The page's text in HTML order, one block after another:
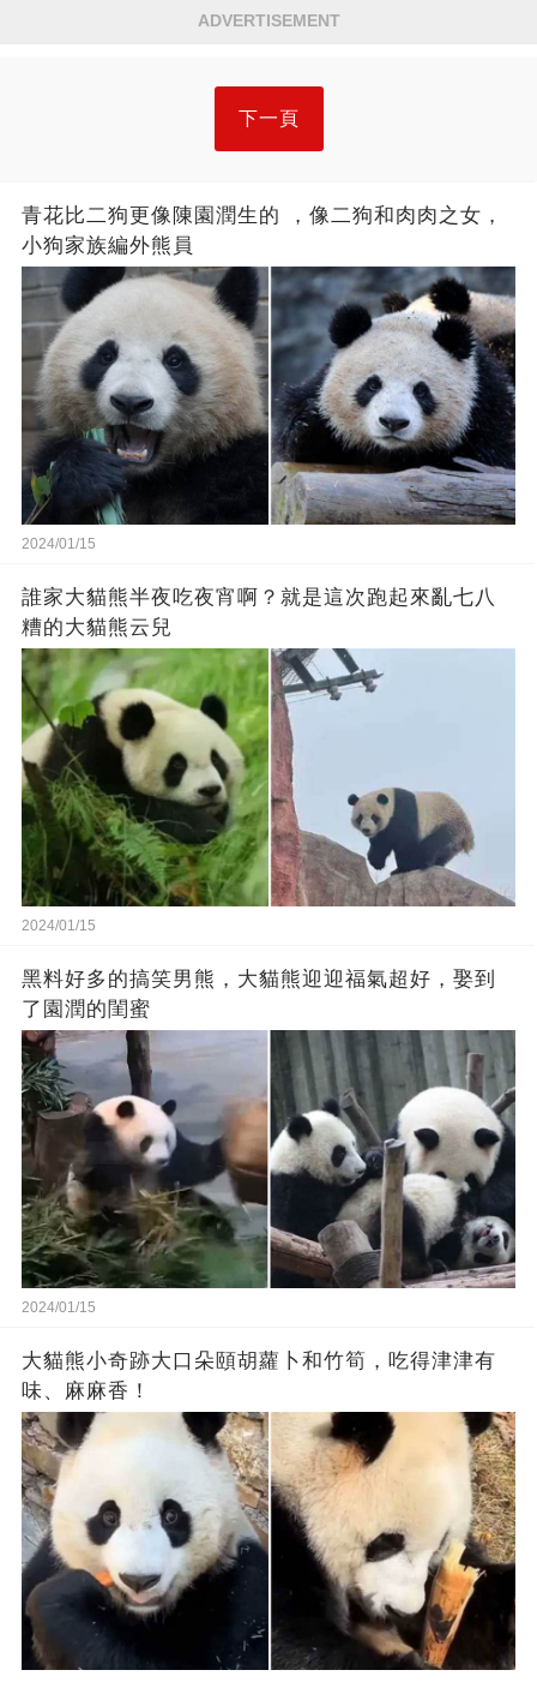
ADVERTISEMENT
下一頁
青花比二狗更像陳園潤生的 ​​，像二狗和肉肉之女，
小狗家族編外熊員
2024/01/15
誰家大貓熊半夜吃夜宵啊？就是這次跑起來亂七八
糟的大貓熊云兒
2024/01/15
黑料好多的搞笑男熊，大貓熊迎迎福氣超好，娶到
了園潤的閨蜜
2024/01/15
大貓熊小奇跡大口朵頤胡蘿卜和竹筍，吃得津津有
味、麻麻香！